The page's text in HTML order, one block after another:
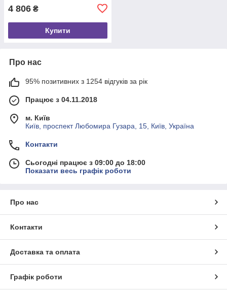
4 806 ₴
Купити
Про нас
95% позитивних з 1254 відгуків за рік
Працює з 04.11.2018
м. Київ
Київ, проспект Любомира Гузара, 15, Київ, Україна
Контакти
Сьогодні працює з 09:00 до 18:00
Показати весь графік роботи
Про нас
Контакти
Доставка та оплата
Графік роботи